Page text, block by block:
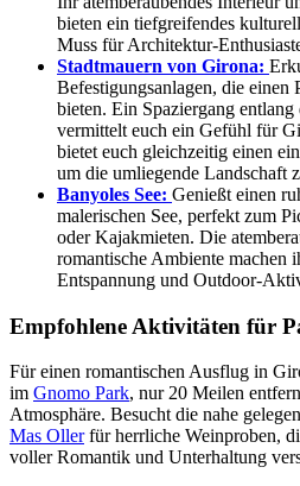
bieten ein tiefgreifendes
Muss für Architektur-
Stadtmauern von Girona:
Befestigungsanlagen, die einen
bieten. Ein Spaziergang
vermittelt euch ein Gefühl für
bietet euch gleichzeitig einen
um die umliegende Landschaft
Banyoles See: Genießt einen
malerischen See, perfekt zum
oder Kajakmieten. Die
romantische Ambiente machen
Entspannung und Outdoor-
Empfohlene Aktivitäten für
Für einen romantischen Ausflug in
im Gnomo Park, nur 20 Meilen
Atmosphäre. Besucht die nahe
Mas Ollerfür herrliche Weinproben,
voller Romantik und Unterhaltung